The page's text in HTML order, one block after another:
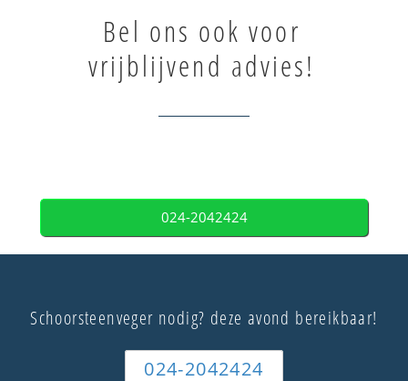
Bel ons ook voor
vrijblijvend advies!
024-2042424
Schoorsteenveger nodig? deze avond bereikbaar!
024-2042424